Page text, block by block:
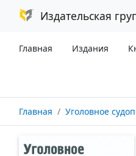
Издательская
Главная Издания
Главная Уголовное